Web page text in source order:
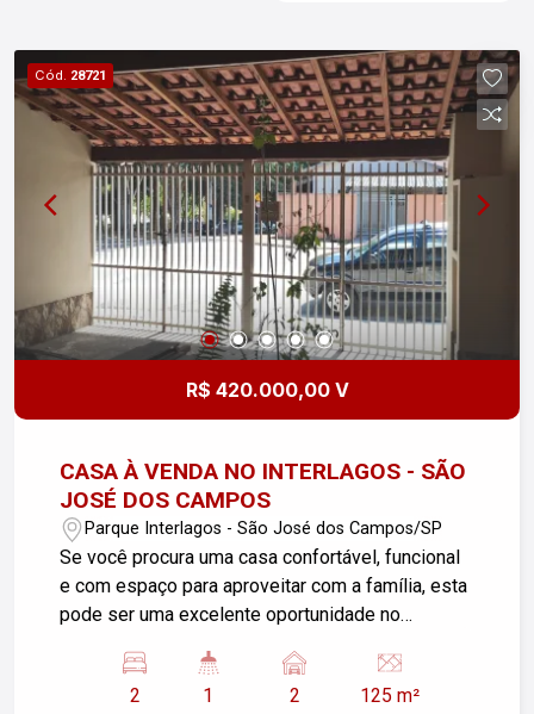
Cód. 28721
R$ 420.000,00 V
CASA À VENDA NO INTERLAGOS - SÃO
JOSÉ DOS CAMPOS
Parque Interlagos - São José dos Campos/SP
Se você procura uma casa confortável, funcional
e com espaço para aproveitar com a família, esta
pode ser uma excelente oportunidade no
conta com 125 m² de terreno e 95 m² de área útil,
oferecendo ambientes bem distribuídos e uma
2 1 2 125 m²